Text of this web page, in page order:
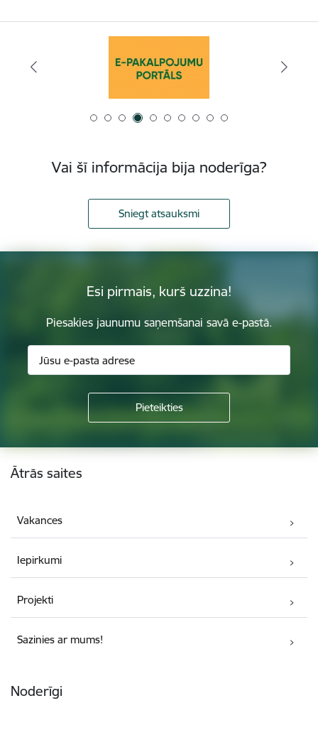
Vai šī informācija bija noderīga?
Sniegt atsauksmi
Esi pirmais, kurš uzzina!
Piesakies jaunumu saņemšanai savā e-pastā.
Kājene
Ātrās saites
Vakances
Iepirkumi
Projekti
Sazinies ar mums!
Noderīgi